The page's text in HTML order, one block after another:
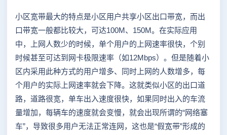
小区宽带最大的特点是小区用户共享小区出口带宽，而出
口带宽一般都比较大，可达100M、150M。在实际应用
中，上网人数少的时候，单个用户的上网速率很快，个别
时候甚至可达到网卡极限速率（如12Mbps）。但是随着小
区内采用此种方式的用户增多、同时上网的人数增多，每
个用户的实际上网速率就会下降。这就类似小区的出口道
路，道路很宽，单车出入速度很快，如果同时出入的车流
量增加，每辆车的速度就会变慢，就会出现所谓的“网络塞
车”，导致很多用户无法正常连网，这也是“假宽带”形成的